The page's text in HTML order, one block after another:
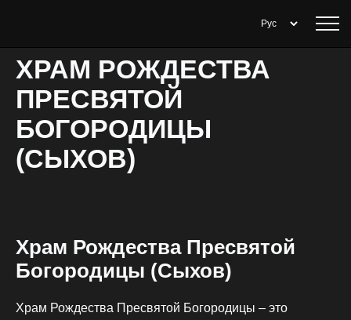
ХРАМ РОЖДЕСТВА
ПРЕСВЯТОЙ
БОГОРОДИЦЫ
(СЫХОВ)
Храм Рождества Пресвятой
Богородицы (Сыхов)
Храм Рождества Пресвятой Богородицы – это